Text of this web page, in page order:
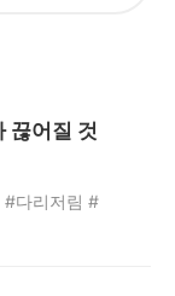
끊어질 것
#다리저림 #